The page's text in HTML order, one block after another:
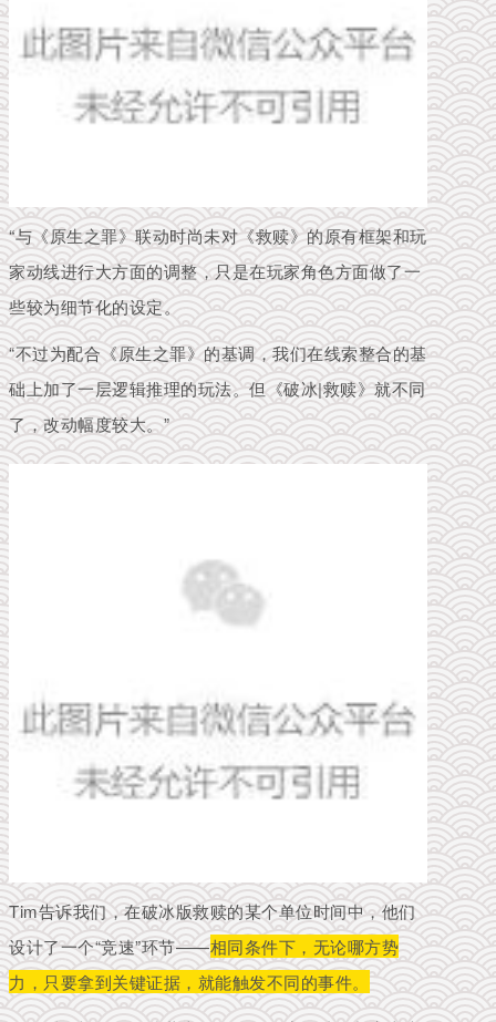
“与《原生之罪》联动时尚未对《救赎》的原有框架和玩
家动线进行大方面的调整，只是在玩家角色方面做了一
些较为细节化的设定。
“不过为配合《原生之罪》的基调，我们在线索整合的基
础上加了一层逻辑推理的玩法。但《破冰|救赎》就不同
了，改动幅度较大。”
Tim告诉我们，在破冰版救赎的某个单位时间中，他们
设计了一个“竞速”环节——相同条件下，无论哪方势
力，只要拿到关键证据，就能触发不同的事件。